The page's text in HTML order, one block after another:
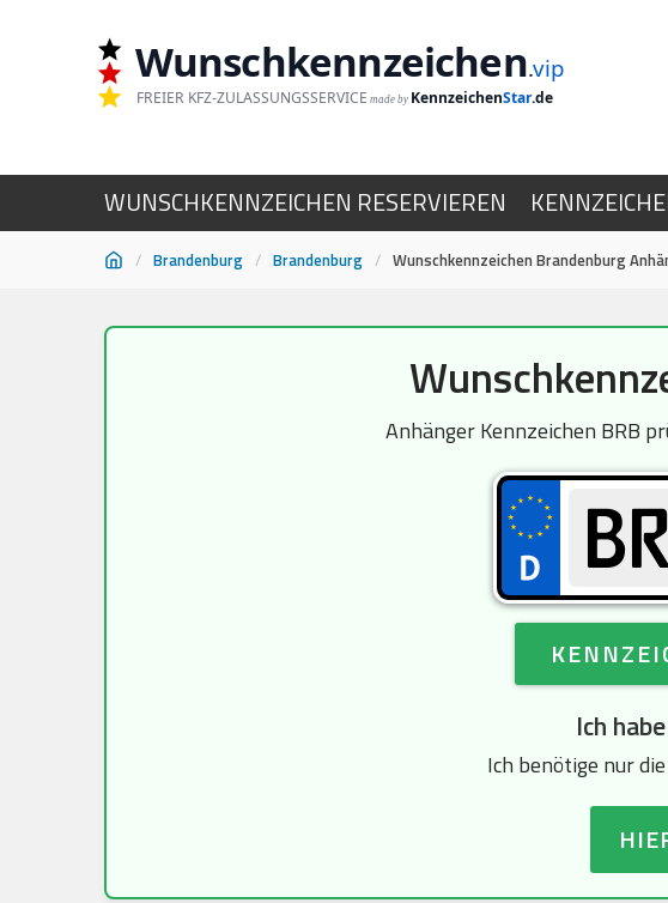
Wunschkennzeichen.vip
FREIER KFZ-ZULASSUNGSSERVICE made by KennzeichenStar.de
WUNSCHKENNZEICHEN RESERVIEREN
/ Brandenburg / Brandenburg / Wunschkennzeichen Brandenburg
Anhänger Kennzeichen BRB
Ich
Ich benötige nur